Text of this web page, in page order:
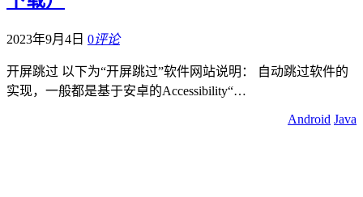
2023年9月4日 0评论
开屏跳过 以下为“开屏跳过”软件网站说明： 自动跳过软件的
实现，一般都是基于安卓的Accessibility“…
Android Java